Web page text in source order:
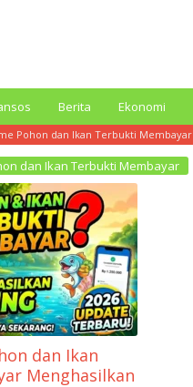
Berita Ekonomi
Pohon dan Ikan Terbukti Membayar
dan Ikan Terbukti Membayar
dan Ikan
Menghasilkan